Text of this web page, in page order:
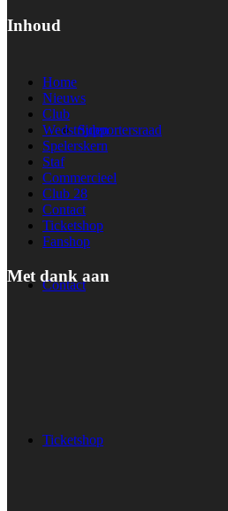
Supportersraad
Contact
Ticketshop
Inhoud
Home
Nieuws
Club
Wedstrijden
Spelerskern
Staf
Commercieel
Club 28
Contact
Ticketshop
Fanshop
Met dank aan